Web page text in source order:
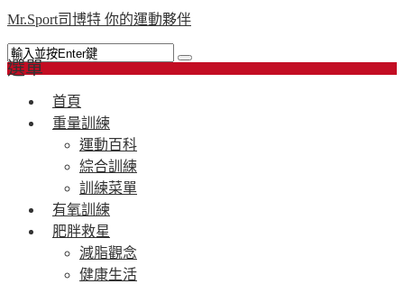
Mr.Sport司博特 你的運動夥伴
選單
首頁
重量訓練
運動百科
綜合訓練
訓練菜單
有氧訓練
肥胖救星
減脂觀念
健康生活